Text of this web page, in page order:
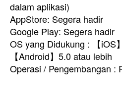
dalam aplikasi)
AppStore: Segera hadir
Google Play: Segera hadir
OS yang Didukung : 【iOS
【Android】5.0 atau lebih
Operasi / Pengembangan :